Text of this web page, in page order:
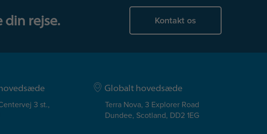
rejse. Kontakt os
3 st.,
Globalt hovedsæde
Terra Nova, 3 Explorer Road
Dundee, Scotland, DD2 1EG